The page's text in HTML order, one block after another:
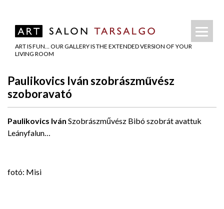
ART IS FUN… OUR GALLERY IS THE EXTENDED VERSION OF YOUR
LIVING ROOM
Paulikovics Iván szobrászművész
szoboravató
Paulikovics Iván Szobrászművész Bibó szobrát avattuk
Leányfalun…
fotó: Misi